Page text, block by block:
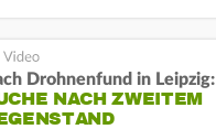
Drohnenfund in Leipzig:
NACH ZWEITEM